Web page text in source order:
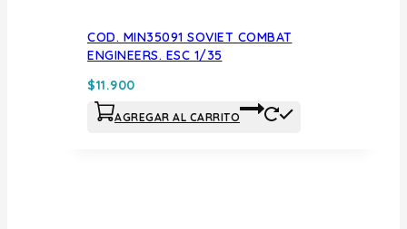
COD. MIN35091 SOVIET COMBAT
ENGINEERS. ESC 1/35
$11.900
AGREGAR AL CARRITO